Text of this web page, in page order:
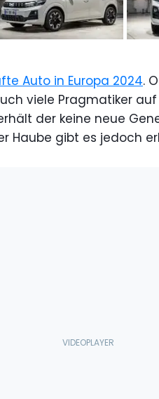
Auto in Europa 2024.
viele Pragmatiker
der keine neue
Haube gibt es jedoch